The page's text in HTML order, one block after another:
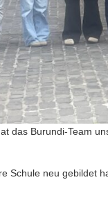
das Burundi-Team
Schule neu gebildet